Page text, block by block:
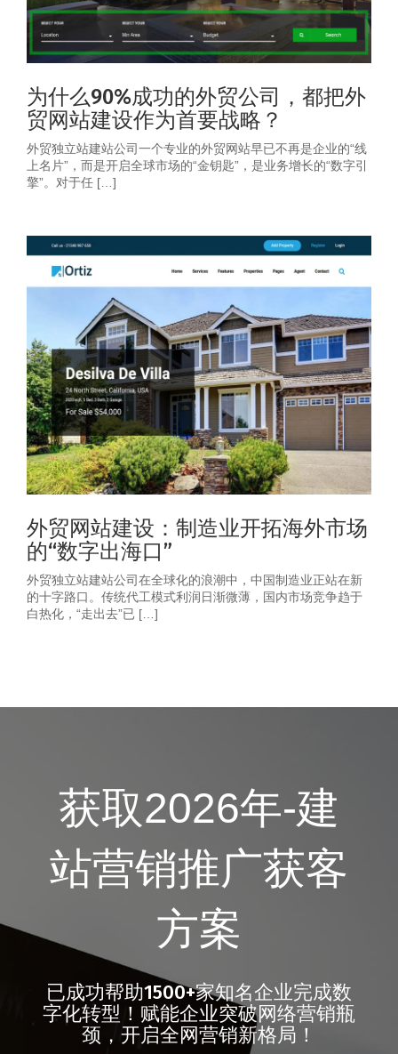
为什么90%成功的外贸公司，都把外
贸网站建设作为首要战略？
外贸独立站建站公司一个专业的外贸网站早已不再是企业的“线
上名片”，而是开启全球市场的“金钥匙”，是业务增长的“数字引
擎”。对于任 […]
外贸网站建设：制造业开拓海外市场
的“数字出海口”
外贸独立站建站公司在全球化的浪潮中，中国制造业正站在新
的十字路口。传统代工模式利润日渐微薄，国内市场竞争趋于
白热化，“走出去”已 […]
获取2026年-建
站营销推广获客
方案
已成功帮助1500+家知名企业完成数
字化转型！赋能企业突破网络营销瓶
颈，开启全网营销新格局！